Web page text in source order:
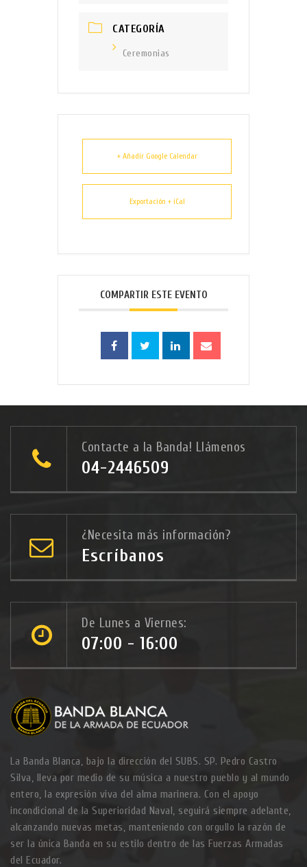
CATEGORÍA
Ceremonias
+ Añadir Google Calendar
Exportación + iCal
COMPARTIR ESTE EVENTO
Contacte a la Banda! Llámenos
04-2446509
¿Necesita más información?
Escríbanos
De Lunes a Viernes:
07:00 - 16:00
La Banda Blanca, bajo la dirección del SUBS. SP. Pedro Castro
Silva, lleva por medio de su música a nuestro pueblo y al mundo
entero, la expresión viva del alma marinera. Con el apoyo
incondicional de la Superioridad Naval, seguirá siempre adelante,
alcanzando nuevas metas, manteniendo con orgullo la razón de
ser la única Banda en su estilo dentro de las Fuerzas Armadas
del Ecuador.